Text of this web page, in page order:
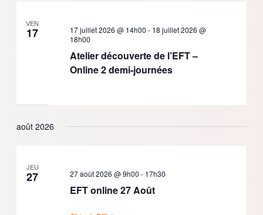
VEN
17
Atelier découverte de l’EFT –
Online 2 demi-journées
17 juillet 2026 @ 14h00 - 18 juillet 2026 @
18h00
août 2026
JEU
27
EFT online 27 Août
27 août 2026 @ 9h00 - 17h30